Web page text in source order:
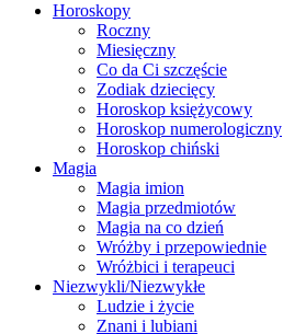
Horoskopy
Roczny
Miesięczny
Co da Ci szczęście
Zodiak dziecięcy
Horoskop księżycowy
Horoskop numerologiczny
Horoskop chiński
Magia
Magia imion
Magia przedmiotów
Magia na co dzień
Wróżby i przepowiednie
Wróżbici i terapeuci
Niezwykli/Niezwykłe
Ludzie i życie
Znani i lubiani